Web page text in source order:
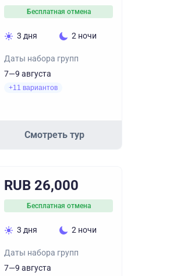
Бесплатная отмена
3 дня 2 ночи
Даты набора групп
7—9 августа
+11 вариантов
Смотреть тур
RUB 26,000
Бесплатная отмена
3 дня 2 ночи
Даты набора групп
7—9 августа